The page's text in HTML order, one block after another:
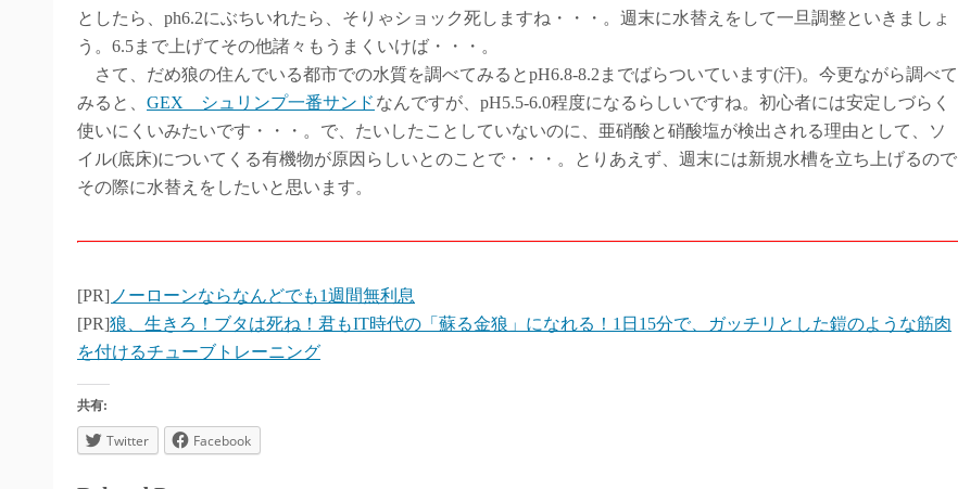
としたら、ph6.2にぶちいれたら、そりゃショック死しますね・・・。週末に水替えをして一旦調整といきましょ
う。6.5まで上げてその他諸々もうまくいけば・・・。
さて、だめ狼の住んでいる都市での水質を調べてみるとpH6.8-8.2までばらついています(汗)。今更ながら調べて
みると、 GEX シュリンプ一番サンド なんですが、pH5.5-6.0程度になるらしいですね。初心者には安定しづらく
使いにくいみたいです・・・。で、たいしたことしていないのに、亜硝酸と硝酸塩が検出される理由として、ソ
イル(底床)についてくる有機物が原因らしいとのことで・・・。とりあえず、週末には新規水槽を立ち上げるので
その際に水替えをしたいと思います。
[PR] ノーローンならなんどでも1週間無利息
[PR]狼、生きろ！ブタは死ね！君もIT時代の「蘇る金狼」になれる！1日15分で、ガッチリとした鎧のような筋肉
を付けるチューブトレーニング
共有:
Twitter Facebook